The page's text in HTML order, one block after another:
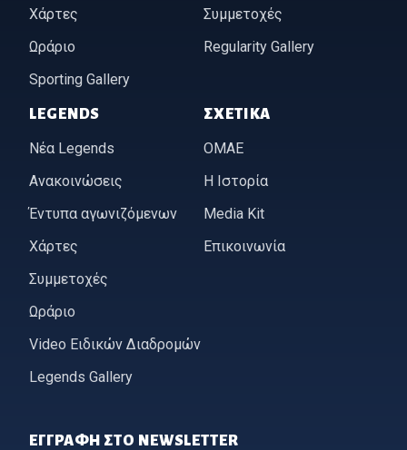
Χάρτες
Ωράριο
Sporting Gallery
Συμμετοχές
Regularity Gallery
LEGENDS
Νέα Legends
Ανακοινώσεις
Έντυπα αγωνιζόμενων
Χάρτες
Συμμετοχές
Ωράριο
Video Ειδικών Διαδρομών
Legends Gallery
ΣΧΕΤΙΚΆ
ΟΜΑΕ
Η Ιστορία
Media Kit
Επικοινωνία
ΕΓΓΡΑΦΉ ΣΤΟ NEWSLETTER